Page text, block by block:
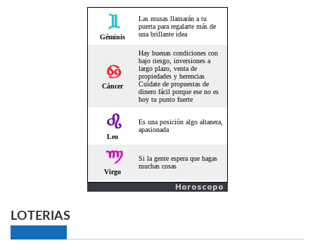
Horoscopo
LOTERIAS